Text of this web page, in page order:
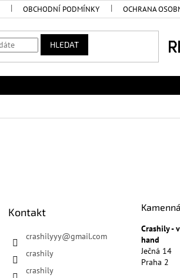
OBCHODNÍ PODMÍNKY OCHRANA
HLEDAT
Kontakt
crashilyyy@gmail.com
crashily
crashily
Crashily -
hand
Ječná 14
Praha 2